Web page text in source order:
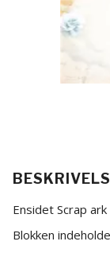
Ensidet Scrap
Blokken